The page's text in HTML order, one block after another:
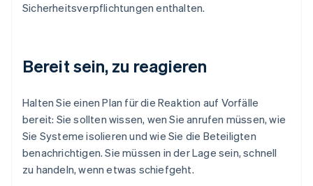
Sicherheitsverpflichtungen enthalten.
Bereit sein, zu reagieren
Halten Sie einen Plan für die Reaktion auf Vorfälle
bereit: Sie sollten wissen, wen Sie anrufen müssen, wie
Sie Systeme isolieren und wie Sie die Beteiligten
benachrichtigen. Sie müssen in der Lage sein, schnell
zu handeln, wenn etwas schiefgeht.